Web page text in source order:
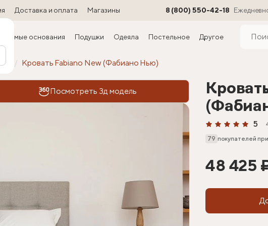
Доставка и оплата Магазины 8 (800) 550-42-18
основания Подушки Одеяла Постельное Другое
Кровать Fabiano New (Фабиано Нью)
Посмотреть 3д модель
5
79 покупателей
48 425